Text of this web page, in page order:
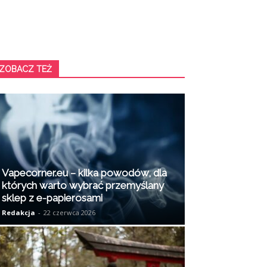
TEŻ
Vapecorner.eu – kilka powodów, dla
których warto wybrać przemyślany
sklep z e-papierosami
Redakcja - 22 czerwca 2026